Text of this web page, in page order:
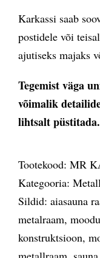
Karkassi saab
postidele või
ajutiseks majaks
Tegemist väga
võimalik
lihtsalt püstitada.
Tootekood: MR
Kategooria:
Sildid: aiasauna
metalraam,
konstruktsioon,